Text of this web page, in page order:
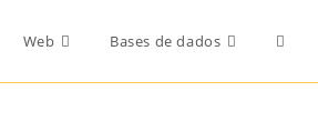
Web Bases de dados